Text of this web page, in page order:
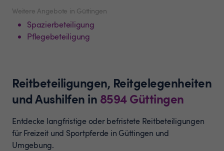
Weitere Angebote in Güttingen
Spazierbeteiligung
Pflegebeteiligung
Reitbeteiligungen, Reitgelegenheiten
und Aushilfen in 8594Güttingen
Entdecke langfristige oder befristete Reitbeteiligungen
für Freizeit und Sportpferde in Güttingen und
Umgebung.